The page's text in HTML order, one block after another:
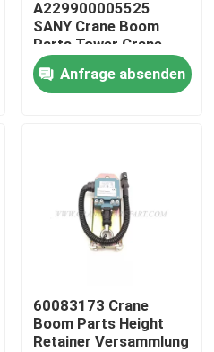
A229900005525
SANY Crane Boom
Parts Tower Crane
Anfrage absenden
60083173 Crane
Boom Parts Height
Retainer Versammlung